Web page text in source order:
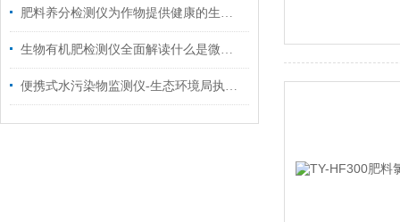
肥料养分检测仪为作物提供健康的生长条件
生物有机肥检测仪全面解读什么是微生物肥料？
便携式水污染物监测仪-生态环境局执法装备建设